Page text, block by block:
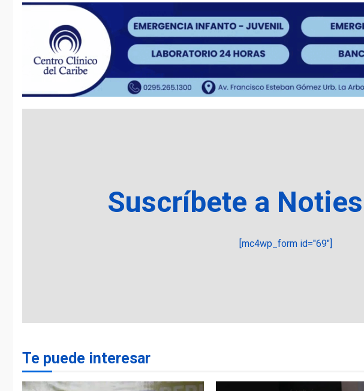
Suscríbete a
[mc4wp_form id="69"]
Te puede interesar